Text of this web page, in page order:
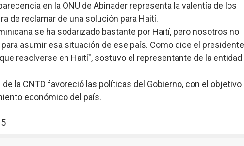
en la ONU de Abinader representa la valentía de los
de reclamar de una solución para Haití.
se ha sodarizado bastante por Haití, pero nosotros no
asumir esa situación de ese país. Como dice el presidente
resolverse en Haití", sostuvo el representante de la entidad
la CNTD favoreció las políticas del Gobierno, con el objetivo
económico del país.